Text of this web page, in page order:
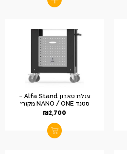
עגלת טאבון Alfa Stand –
סטנד NANO / ONE מקורי
₪2,700